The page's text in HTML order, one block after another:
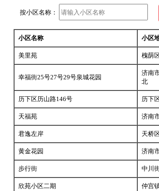
按小区名称：
小区名称 小区
美里苑 槐荫
幸福街25号27号29号泉城花园
济南
北
历下区历山路146号 历下
天福苑 济南
君逸左岸 天桥
黄金花园 济南
步行街 中川
欣苑小区二期 仲宫